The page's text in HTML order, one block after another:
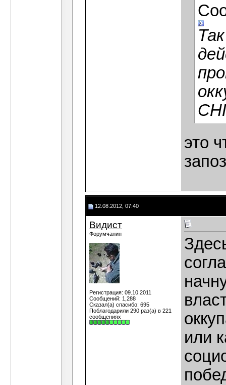
это
12.08.2012, 07:40
Видист
Форумчанин
Регистрация: 09.10.2011
Сообщений: 1,288
Сказал(а) спасибо: 695
Поблагодарили 290 раз(а) в 221
сообщениях
или